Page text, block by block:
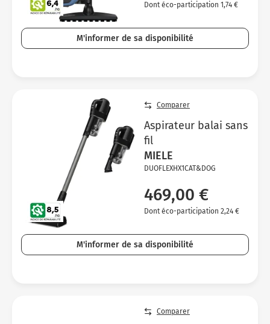
Dont éco-participation 1,74 €
M'informer de sa disponibilité
Comparer
Aspirateur balai sans
fil
MIELE
DUOFLEXHX1CAT&DOG
469,00 €
Dont éco-participation 2,24 €
M'informer de sa disponibilité
Comparer